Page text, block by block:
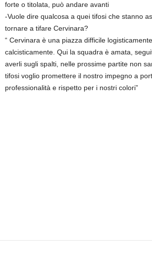
forte o titolata, può andare avanti
-Vuole dire qualcosa a quei tifosi che stanno
tornare a tifare Cervinara?
“ Cervinara è una piazza difficile
calcisticamente. Qui la squadra è amata,
averli sugli spalti, nelle prossime partite non
tifosi voglio promettere il nostro impegno a
professionalità e rispetto per i nostri colori”